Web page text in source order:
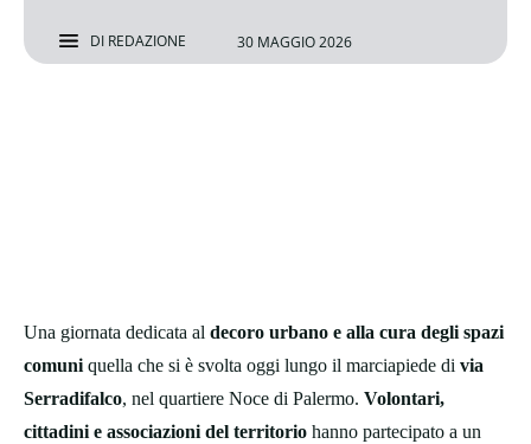
DI REDAZIONE 30 MAGGIO 2026
Una giornata dedicata al decoro urbano e alla cura degli spazi
comuni quella che si è svolta oggi lungo il marciapiede di via
Serradifalco, nel quartiere Noce di Palermo. Volontari,
cittadini e associazioni del territorio hanno partecipato a un